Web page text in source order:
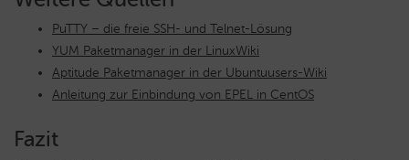
PuTTY – die freie SSH- und Telnet-Lösung
YUM Paketmanager in der LinuxWiki
Aptitude Paketmanager in der Ubuntuusers-Wiki
Anleitung zur Einbindung von EPEL in CentOS
Fazit